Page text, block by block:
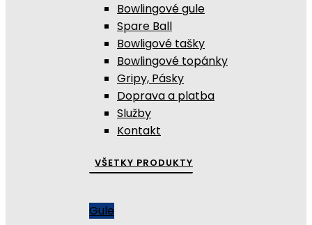
Bowlingové gule
Spare Ball
Bowligové tašky
Bowlingové topánky
Gripy, Pásky
Doprava a platba
Služby
Kontakt
VŠETKY PRODUKTY
Gule